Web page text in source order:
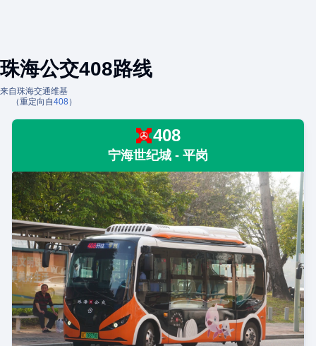
珠海公交408路线
来自珠海交通维基
（重定向自408 ）
408
宁海世纪城 - 平岗